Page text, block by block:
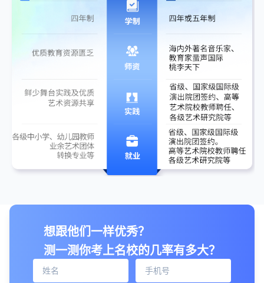
想跟他们一样优秀？
测一测你考上名校的几率有多大？